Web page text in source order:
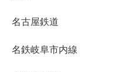
名古屋鉄道
名鉄岐阜市内線